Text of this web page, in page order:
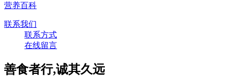
营养百科
联系我们
联系方式
在线留言
善食者行,诚其久远